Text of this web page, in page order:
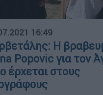
16:49
Η
Popovic για τον
έρχεται στους